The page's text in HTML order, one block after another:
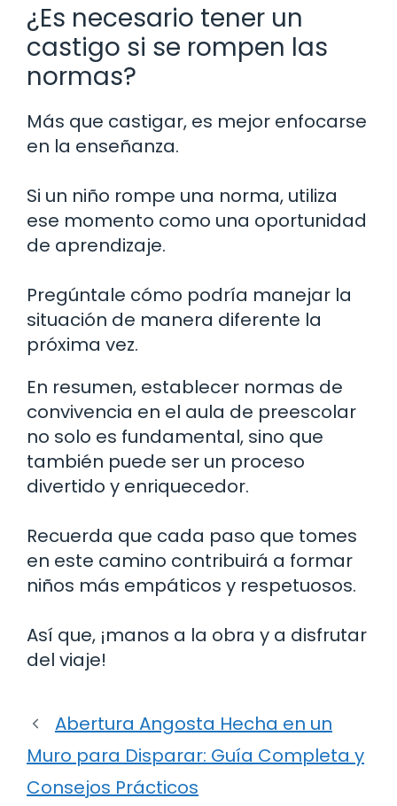
¿Es necesario tener un
castigo si se rompen las
normas?
Más que castigar, es mejor enfocarse
en la enseñanza.
Si un niño rompe una norma, utiliza
ese momento como una oportunidad
de aprendizaje.
Pregúntale cómo podría manejar la
situación de manera diferente la
próxima vez.
En resumen, establecer normas de
convivencia en el aula de preescolar
no solo es fundamental, sino que
también puede ser un proceso
divertido y enriquecedor.
Recuerda que cada paso que tomes
en este camino contribuirá a formar
niños más empáticos y respetuosos.
Así que, ¡manos a la obra y a disfrutar
del viaje!
Abertura Angosta Hecha en un
Muro para Disparar: Guía Completa y
Consejos Prácticos